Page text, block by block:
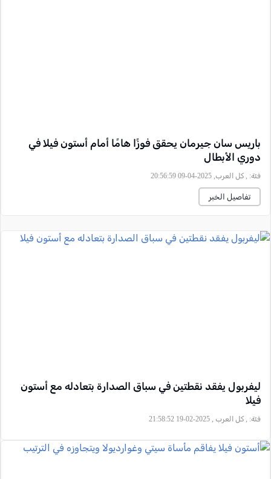
باريس سان جيرمان يحقق فوزًا هامًا أمام أستون فيلا في
دوري الأبطال
فئة: , كل العرب, 2025-04-09 20:56:59
تفاصيل الخبر
ليفربول يفقد نقطتين في سباق الصدارة بتعادله مع أستون
فيلا
فئة: , كل العرب , 2025-02-19 21:58:52